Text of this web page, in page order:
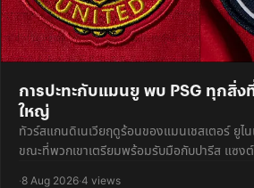
การปะทะกับแมนยู พบ PSG ทุกสิ่
ใหญ่
ทัวร์สแกนดิเนเวียฤดูร้อนของแมนเชสเตอร์ ยูไ
ขณะที่พวกเขาเตรียมพร้อมรับมือกับปารีส แซง
·8 Aug 2026·4 views